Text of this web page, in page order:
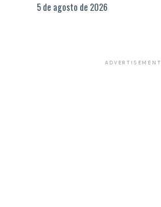
5 de agosto de 2026
ADVERTISEMENT